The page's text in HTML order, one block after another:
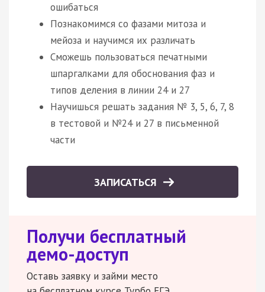
ошибаться
Познакомимся со фазами митоза и
мейоза и научимся их различать
Сможешь пользоваться печатными
шпаргалками для обоснования фаз и
типов деления в линии 24 и 27
Научишься решать задания № 3, 5, 6, 7, 8
в тестовой и №24 и 27 в письменной
части
ЗАПИСАТЬСЯ
Получи бесплатный
демо-доступ
Оставь заявку и займи место